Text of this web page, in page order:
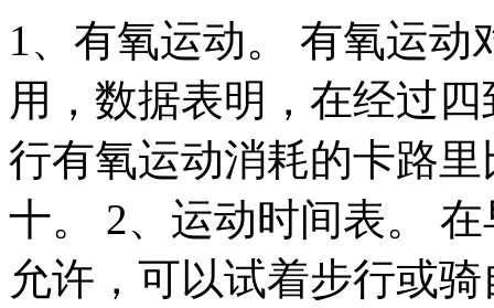
1、有氧运动。 有氧运
用，数据表明，在经过
行有氧运动消耗的卡路
十。 2、运动时间表。
允许，可以试着步行或